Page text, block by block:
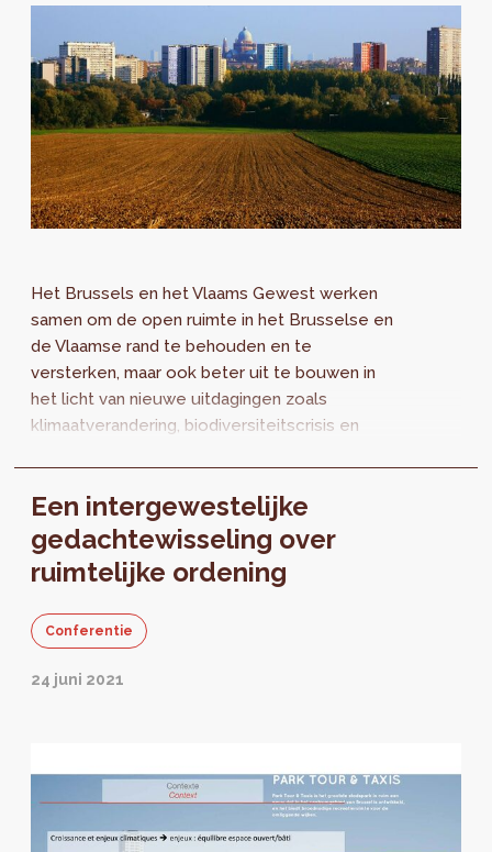
Het Brussels en het Vlaams Gewest werken
samen om de open ruimte in het Brusselse en
de Vlaamse rand te behouden en te
versterken, maar ook beter uit te bouwen in
het licht van nieuwe uitdagingen zoals
klimaatverandering, biodiversiteitscrisis en
Een intergewestelijke
gedachtewisseling over
ruimtelijke ordening
Conferentie
24 juni 2021